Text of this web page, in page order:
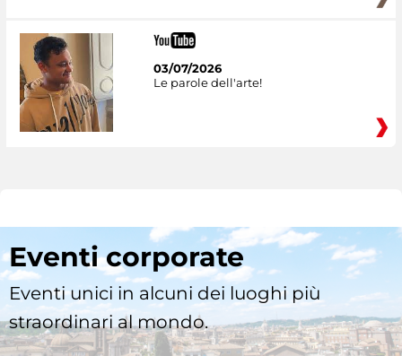
03/07/2026
Le parole dell'arte!
Eventi corporate
Eventi unici in alcuni dei luoghi più
straordinari al mondo.